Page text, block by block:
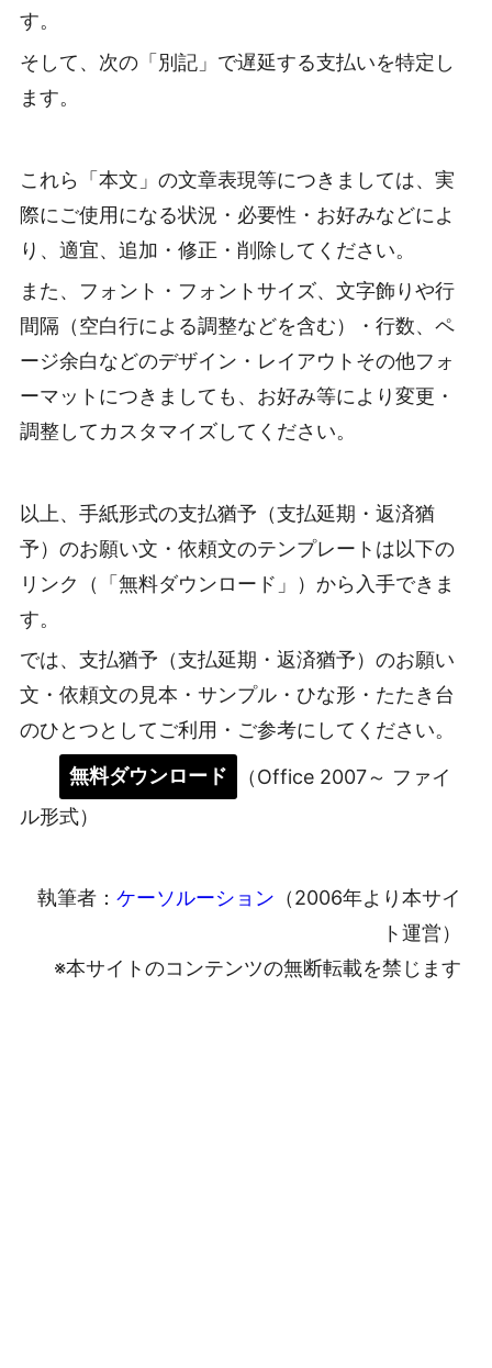
す。
そして、次の「別記」で遅延する支払いを特定し
ます。
これら「本文」の文章表現等につきましては、実
際にご使用になる状況・必要性・お好みなどによ
り、適宜、追加・修正・削除してください。
また、フォント・フォントサイズ、文字飾りや行
間隔（空白行による調整などを含む）・行数、ペ
ージ余白などのデザイン・レイアウトその他フォ
ーマットにつきましても、お好み等により変更・
調整してカスタマイズしてください。
以上、手紙形式の支払猶予（支払延期・返済猶
予）のお願い文・依頼文のテンプレートは以下の
リンク（「無料ダウンロード」）から入手できま
す。
では、支払猶予（支払延期・返済猶予）のお願い
文・依頼文の見本・サンプル・ひな形・たたき台
のひとつとしてご利用・ご参考にしてください。
無料ダウンロード
（Office 2007～ ファイ
ル形式）
執筆者： ケーソルーション （2006年より本サイ
ト運営）
※本サイトのコンテンツの無断転載を禁じます